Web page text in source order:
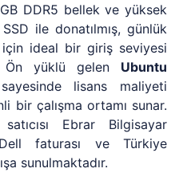
DDR5 bellek ve yüksek
ile donatılmış, günlük
ideal bir giriş seviyesi
Ön yüklü gelen Ubuntu
lisans maliyeti
bir çalışma ortamı sunar.
Ebrar Bilgisayar
faturası ve Türkiye
sunulmaktadır.